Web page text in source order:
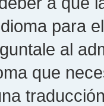
para
al
que